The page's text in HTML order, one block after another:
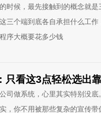
时候，最先接触到的概念就
三个端到底各自承担什么工
序大概要花多少钱
只看这3点轻松选出
司做系统，心里其实特别没
，你不用被那些复杂的宣传